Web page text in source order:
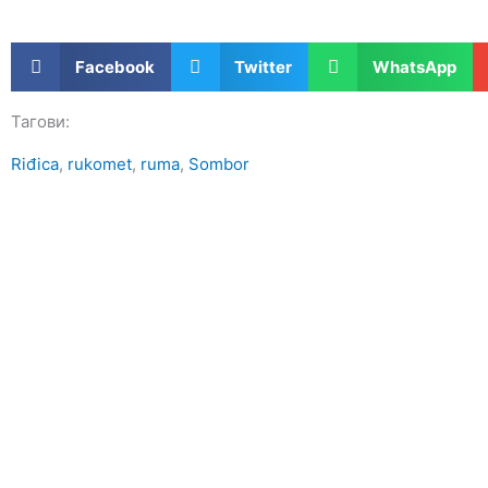
Facebook Twitter WhatsApp
Тагови:
Riđica, rukomet, ruma, Sombor